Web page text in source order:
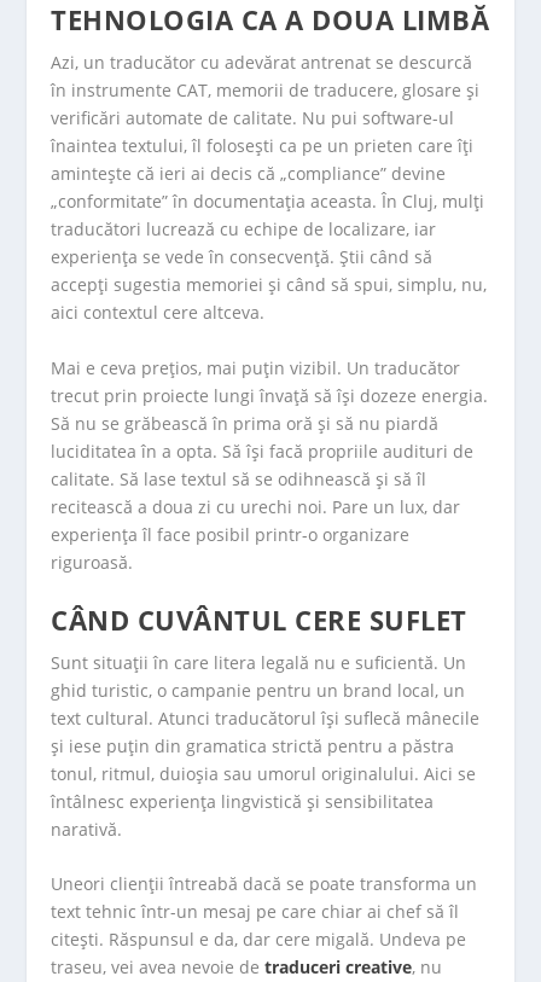
TEHNOLOGIA CA A DOUA LIMBĂ
Azi, un traducător cu adevărat antrenat se descurcă
în instrumente CAT, memorii de traducere, glosare și
verificări automate de calitate. Nu pui software-ul
înaintea textului, îl folosești ca pe un prieten care îți
amintește că ieri ai decis că „compliance” devine
„conformitate” în documentația aceasta. În Cluj, mulți
traducători lucrează cu echipe de localizare, iar
experiența se vede în consecvență. Știi când să
accepți sugestia memoriei și când să spui, simplu, nu,
aici contextul cere altceva.
Mai e ceva prețios, mai puțin vizibil. Un traducător
trecut prin proiecte lungi învață să își dozeze energia.
Să nu se grăbească în prima oră și să nu piardă
luciditatea în a opta. Să își facă propriile audituri de
calitate. Să lase textul să se odihnească și să îl
recitească a doua zi cu urechi noi. Pare un lux, dar
experiența îl face posibil printr-o organizare
riguroasă.
CÂND CUVÂNTUL CERE SUFLET
Sunt situații în care litera legală nu e suficientă. Un
ghid turistic, o campanie pentru un brand local, un
text cultural. Atunci traducătorul își suflecă mânecile
și iese puțin din gramatica strictă pentru a păstra
tonul, ritmul, duioșia sau umorul originalului. Aici se
întâlnesc experiența lingvistică și sensibilitatea
narativă.
Uneori clienții întreabă dacă se poate transforma un
text tehnic într-un mesaj pe care chiar ai chef să îl
citești. Răspunsul e da, dar cere migală. Undeva pe
traseu, vei avea nevoie detraduceri creative, nu